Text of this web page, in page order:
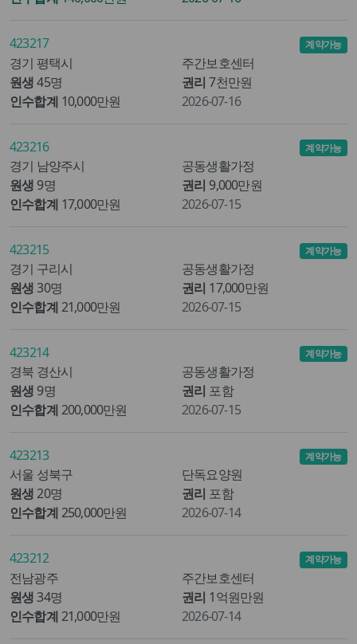
423217
경기 평택시
주간보호센터
원생 45명 권리 7천만원
인수합계 10,000만원
계약가능
2026-07-16
423216
경기 남양주시
공동생활가정
원생 9명 권리 9,000만원
인수합계 17,000만원
계약가능
2026-07-15
423215
경기 구리시
공동생활가정
원생 30명 권리 17,000만원
인수합계21,000만원
계약가능
2026-07-15
423214
경북 경산시
공동생활가정
원생 9명 권리 포함
인수합계200,000만원
계약가능
2026-07-15
423213
서울 성북구
단독요양원
원생 20명 권리 포함
인수합계250,000만원
계약가능
2026-07-14
423212
전남광주
주간보호센터
원생 34명 권리 1억원만원
인수합계21,000만원
계약가능
2026-07-14